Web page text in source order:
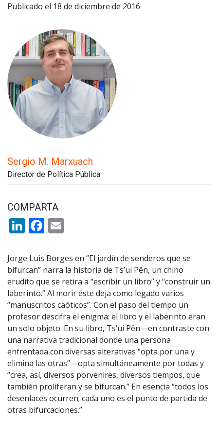
Publicado el 18 de diciembre de 2016
Sergio M. Marxuach
Director de Política Pública
COMPARTA
LinkedIn
Facebook
Jorge Luis Borges en “El jardín de senderos que se
bifurcan” narra la historia de Ts’ui Pên, un chino
erudito que se retira a “escribir un libro” y “construir un
laberinto.” Al morir éste deja como legado varios
“manuscritos caóticos”. Con el paso del tiempo un
profesor descifra el enigma: el libro y el laberinto eran
un solo objeto. En su libro, Ts’ui Pên—en contraste con
una narrativa tradicional donde una persona
enfrentada con diversas alterativas “opta por una y
elimina las otras”—opta simultáneamente por todas y
“crea, así, diversos porvenires, diversos tiempos, que
también proliferan y se bifurcan.” En esencia “todos los
desenlaces ocurren; cada uno es el punto de partida de
otras bifurcaciones.”